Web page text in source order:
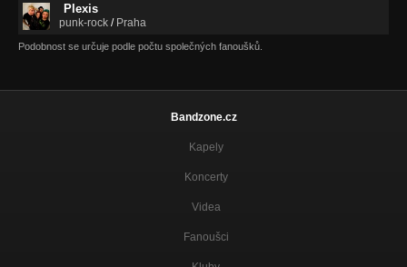
Plexis
punk-rock / Praha
Podobnost se určuje podle počtu společných fanoušků.
Bandzone.cz
Kapely
Koncerty
Videa
Fanoušci